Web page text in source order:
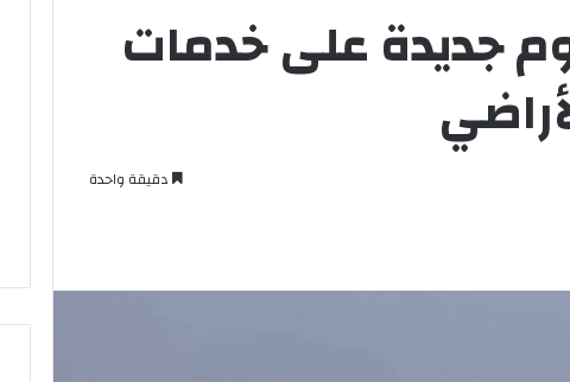
جديدة على خدمات
دقيقة واحدة